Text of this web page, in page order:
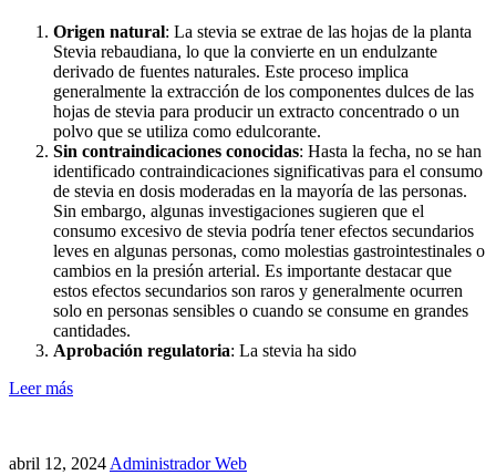
Origen natural: La stevia se extrae de las hojas de la planta
Stevia rebaudiana, lo que la convierte en un endulzante
derivado de fuentes naturales. Este proceso implica
generalmente la extracción de los componentes dulces de las
hojas de stevia para producir un extracto concentrado o un
polvo que se utiliza como edulcorante.
Sin contraindicaciones conocidas: Hasta la fecha, no se han
identificado contraindicaciones significativas para el consumo
de stevia en dosis moderadas en la mayoría de las personas.
Sin embargo, algunas investigaciones sugieren que el
consumo excesivo de stevia podría tener efectos secundarios
leves en algunas personas, como molestias gastrointestinales o
cambios en la presión arterial. Es importante destacar que
estos efectos secundarios son raros y generalmente ocurren
solo en personas sensibles o cuando se consume en grandes
cantidades.
Aprobación regulatoria: La stevia ha sido
Leer más
abril 12, 2024 Administrador Web